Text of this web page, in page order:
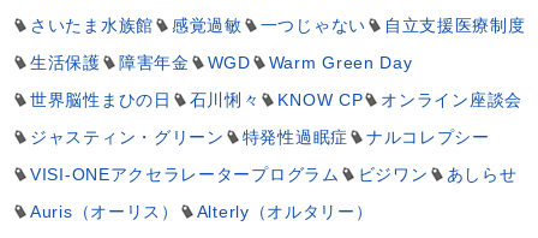
さいたま水族館
感覚過敏 一つじゃない
自立支援医療制度
生活保護
障害年金 WGD
Warm Green Day
世界脳性まひの日
石川悧々 KNOW CP
オンライン座談会
ジャスティン・グリーン
特発性過眠症
ナルコレプシー
VISI-ONEアクセラレータープログラム
ビジワン
あしらせ
Auris（オーリス）
Alterly（オルタリー）